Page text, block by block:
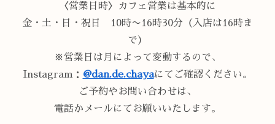
〈営業日時〉カフェ営業は基本的に
金・土・日・祝日 10時〜16時30分（入店は16時ま
で）
※営業日は月によって変動するので、
Instagram： @dan.de.chayaにてご確認ください。
ご予約やお問い合わせは、
電話かメールにてお願いいたします。